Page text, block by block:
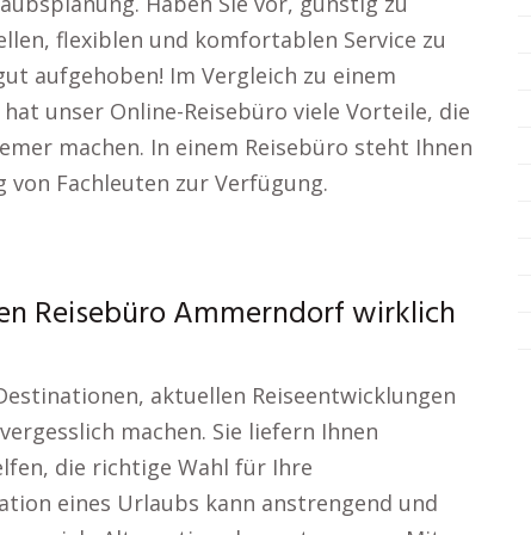
flexiblen und komfortablen Service zu
aufgehoben! Im Vergleich zu einem
unser Online-Reisebüro viele Vorteile, die
machen. In einem Reisebüro steht Ihnen
Fachleuten zur Verfügung.
Reisebüro Ammerndorf wirklich
aktuellen Reiseentwicklungen
machen. Sie liefern Ihnen
die richtige Wahl für Ihre
eines Urlaubs kann anstrengend und